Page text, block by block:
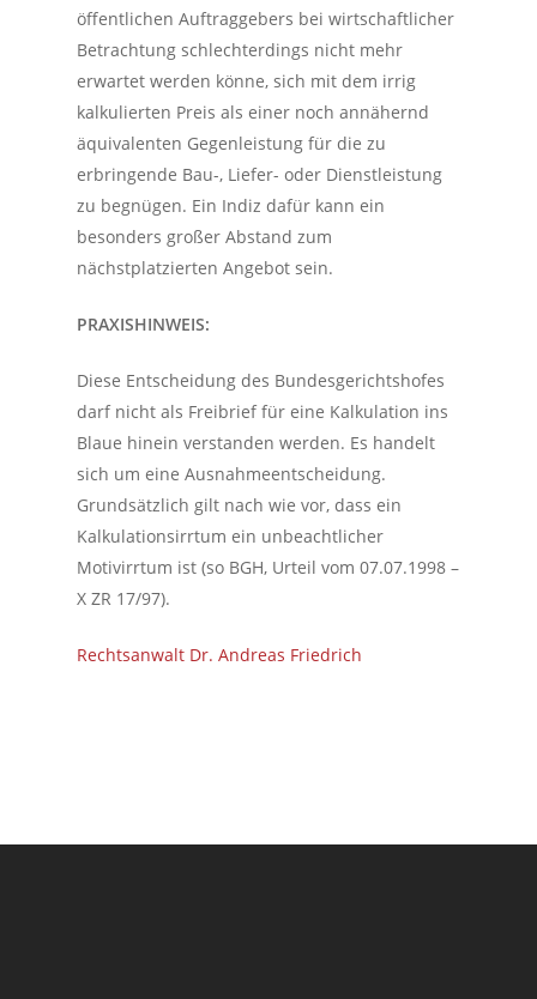
öffentlichen Auftraggebers bei wirtschaftlicher
Betrachtung schlechterdings nicht mehr
erwartet werden könne, sich mit dem irrig
kalkulierten Preis als einer noch annähernd
äquivalenten Gegenleistung für die zu
erbringende Bau-, Liefer- oder Dienstleistung
zu begnügen. Ein Indiz dafür kann ein
besonders großer Abstand zum
nächstplatzierten Angebot sein.
PRAXISHINWEIS:
Diese Entscheidung des Bundesgerichtshofes
darf nicht als Freibrief für eine Kalkulation ins
Blaue hinein verstanden werden. Es handelt
sich um eine Ausnahmeentscheidung.
Grundsätzlich gilt nach wie vor, dass ein
Kalkulationsirrtum ein unbeachtlicher
Motivirrtum ist (so BGH, Urteil vom 07.07.1998 –
X ZR 17/97).
Rechtsanwalt Dr. Andreas Friedrich